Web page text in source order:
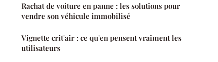
Rachat de voiture en panne : les solutions pour
vendre son véhicule immobilisé
Vignette crit'air : ce qu'en pensent vraiment les
utilisateurs